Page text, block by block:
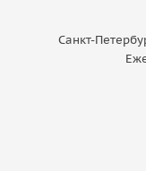
Санкт-